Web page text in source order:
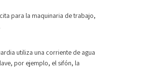
para la maquinaria de trabajo,
utiliza una corriente de agua
por ejemplo, el sifón, la